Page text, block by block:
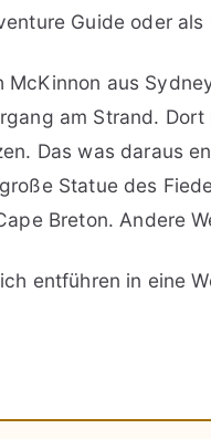
Guide oder
McKinnon aus
am Strand.
Das was daraus
Statue des
Breton. Andere
entführen in eine